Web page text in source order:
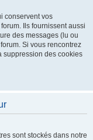
conservent vos
Ils fournissent aussi
des messages (lu ou
Si vous rencontrez
suppression des cookies
sont stockés dans notre